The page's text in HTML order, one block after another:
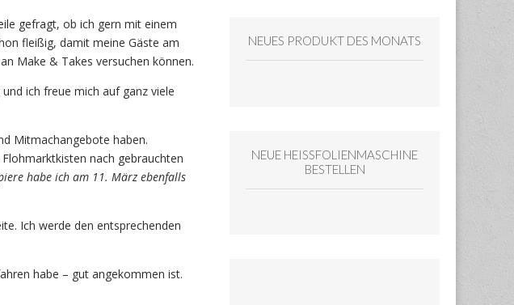
gefragt, ob ich gern mit einem
fleißig, damit meine Gäste am
Make & Takes versuchen können.
ich freue mich auf ganz viele
Mitmachangebote haben.
nach gebrauchten
habe ich am 11. März ebenfalls
Ich werde den entsprechenden
habe – gut angekommen ist.
NEUES PRODUKT DES MONATS
NEUE HEISSFOLIENMASCHINE
BESTELLEN